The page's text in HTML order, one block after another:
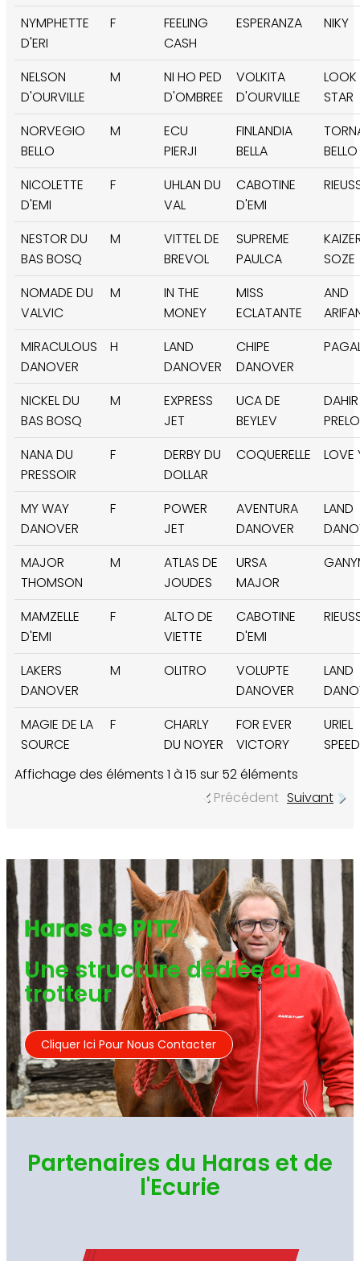
NYMPHETTE
D'ERI
F
FEELING
CASH
ESPERANZA NIKY
NELSON
D'OURVILLE
M
NI HO PED
D'OMBREE
VOLKITA
D'OURVILLE
LOOK
STAR
NORVEGIO
BELLO
M
ECU
PIERJI
FINLANDIA
BELLA
BELLO
NICOLETTE
D'EMI
F
UHLAN DU
VAL
CABOTINE
D'EMI
NESTOR DU
BAS BOSQ
M
VITTEL DE
BREVOL
SUPREME
PAULCA
SOZE
NOMADE DU
VALVIC
M
IN THE
MONEY
MISS
ECLATANTE
AND
MIRACULOUS
DANOVER
H
LAND
DANOVER
CHIPE
DANOVER
NICKEL DU
BAS BOSQ
M
EXPRESS
JET
UCA DE
BEYLEV
NANA DU
PRESSOIR
F
DERBY DU
DOLLAR
COQUERELLE LOVE
MY WAY
DANOVER
F
POWER
JET
AVENTURA
DANOVER
LAND
MAJOR
THOMSON
M
ATLAS DE
JOUDES
URSA
MAJOR
MAMZELLE
D'EMI
F
ALTO DE
VIETTE
CABOTINE
D'EMI
LAKERS
DANOVER
M OLITRO
VOLUPTE
DANOVER
LAND
MAGIE DE LA
SOURCE
F
CHARLY
DU NOYER
FOR EVER
VICTORY
URIEL
SPEED
Affichage des éléments 1 à 15 sur 52 éléments
Précédent Suivant
Haras de PITZ
Une structure dédiée au
trotteur
Cliquer Ici Pour Nous Contacter
Partenaires du Haras et de
l'Ecurie